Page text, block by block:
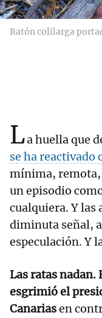
Ratón colilarga
La huella que
se ha reactivado
mínima,
un episodio
cualquiera. Y las
diminuta señal,
especulación. Y
Las ratas nadan.
esgrimió el
Canariasen